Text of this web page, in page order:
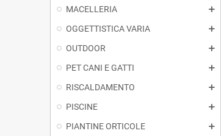
MACELLERIA
OGGETTISTICA VARIA
OUTDOOR
PET CANI E GATTI
RISCALDAMENTO
PISCINE
PIANTINE ORTICOLE